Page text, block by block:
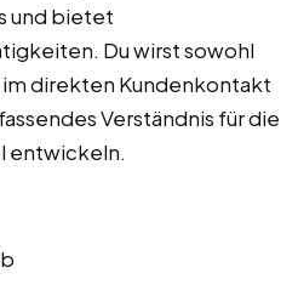
und bietet
Du wirst sowohl
im direkten Kundenkontakt
Verständnis für die
entwickeln.